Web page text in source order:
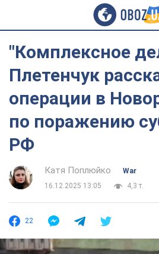
"Комплексное
Плетенчук
операции в
по поражению
РФ
Катя Поплюйко
War
16.12.2025 13:05
4,3 т.
22